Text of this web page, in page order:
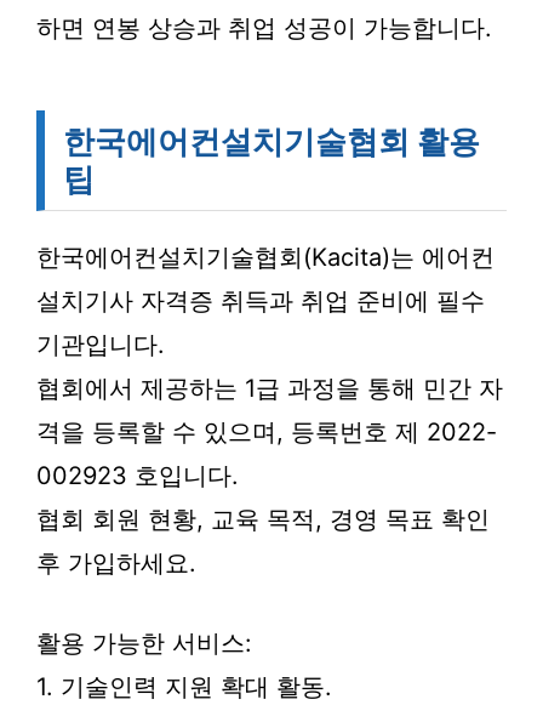
하면 연봉 상승과 취업 성공이 가능합니다.
한국에어컨설치기술협회 활용
팁
한국에어컨설치기술협회(Kacita)는 에어컨
설치기사 자격증 취득과 취업 준비에 필수
기관입니다.
협회에서 제공하는 1급 과정을 통해 민간 자
격을 등록할 수 있으며, 등록번호 제 2022-
002923 호입니다.
협회 회원 현황, 교육 목적, 경영 목표 확인
후 가입하세요.
활용 가능한 서비스:
1. 기술인력 지원 확대 활동.